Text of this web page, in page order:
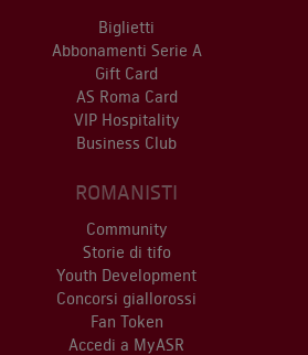
Biglietti
Abbonamenti Serie A
Gift Card
AS Roma Card
VIP Hospitality
Business Club
ROMANISTI
Community
Storie di tifo
Youth Development
Concorsi giallorossi
Fan Token
Accedi a MyASR